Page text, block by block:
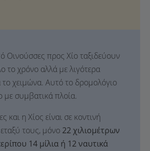
Οινούσσες προς Χίο ταξιδεύουν
το χρόνο αλλά με λιγότερα
χειμώνα. Αυτό το δρομολόγιο
με συμβατικά πλοία.
και η Χίος είναι σε κοντινή
τους, μόνο 22 χιλιομέτρων
14 μίλια ή 12 ναυτικά